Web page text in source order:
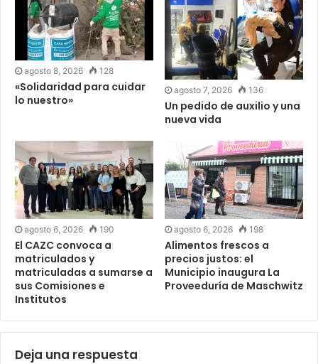
agosto 8, 2026 128
«Solidaridad para cuidar
lo nuestro»
agosto 7, 2026 136
Un pedido de auxilio y una
nueva vida
agosto 6, 2026 190
El CAZC convoca a
matriculados y
matriculadas a sumarse a
sus Comisiones e
Institutos
agosto 6, 2026 198
Alimentos frescos a
precios justos: el
Municipio inaugura La
Proveeduría de Maschwitz
Deja una respuesta